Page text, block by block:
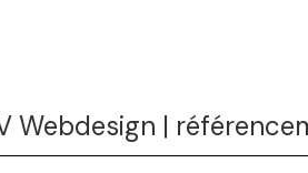
Webdesign |